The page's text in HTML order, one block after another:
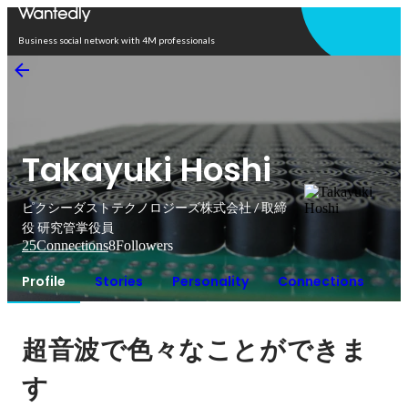
Business social network with 4M professionals
Takayuki Hoshi
ピクシーダストテクノロジーズ株式会社 / 取締
役 研究管掌役員
25Connections8Followers
Profile Stories Personality Connections
超音波で色々なことができま
す